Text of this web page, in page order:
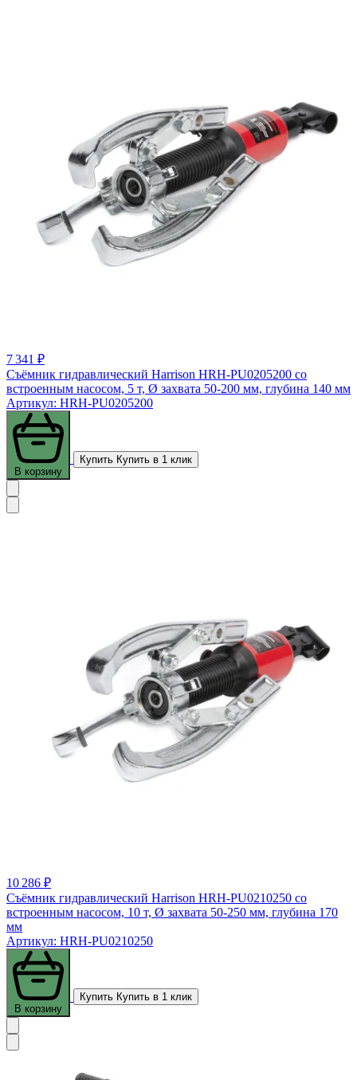
7 341 ₽
Съёмник гидравлический Harrison HRH-PU0205200 со
встроенным насосом, 5 т, Ø захвата 50-200 мм, глубина 140 мм
Артикул: HRH-PU0205200
В корзину
Купить Купить в 1 клик
10 286 ₽
Съёмник гидравлический Harrison HRH-PU0210250 со
встроенным насосом, 10 т, Ø захвата 50-250 мм, глубина 170
мм
Артикул: HRH-PU0210250
В корзину
Купить Купить в 1 клик